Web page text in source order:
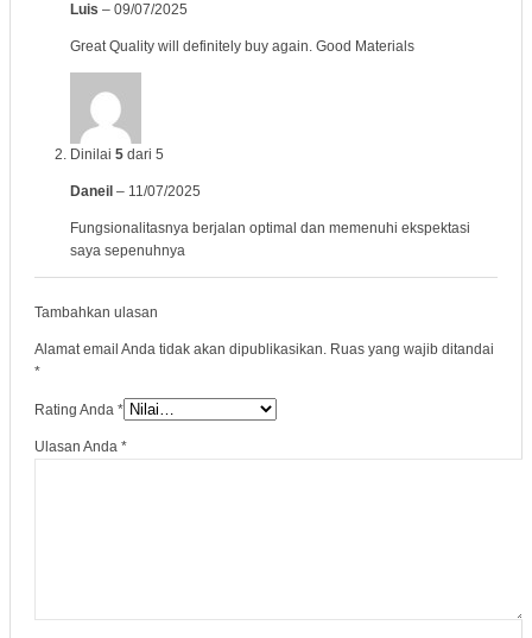
Luis – 09/07/2025
Great Quality will definitely buy again. Good Materials
Dinilai 5 dari 5
Daneil – 11/07/2025
Fungsionalitasnya berjalan optimal dan memenuhi ekspektasi
saya sepenuhnya
Tambahkan ulasan
Alamat email Anda tidak akan dipublikasikan. Ruas yang wajib ditandai
*
Rating Anda *
Ulasan Anda *